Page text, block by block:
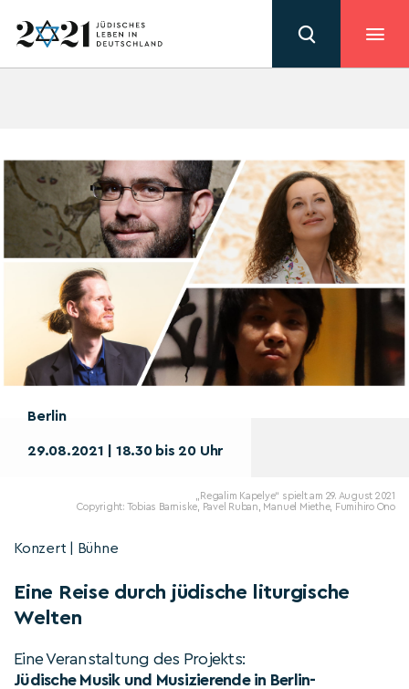
Berlin
29.08.2021 | 18.30 bis 20 Uhr
„Regalim Kapelye“ spielt am 29. August 2021
Copyright: Tobias Barniske, Pavel Ruban, Manuel Miethe, Fumihiro Ono
Konzert | Bühne
Eine Reise durch jüdische liturgische
Welten
Eine Veranstaltung des Projekts:
Jüdische Musik und Musizierende in Berlin-